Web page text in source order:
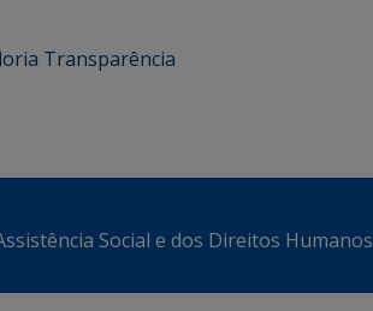
Transparência
Social e dos Direitos Humanos